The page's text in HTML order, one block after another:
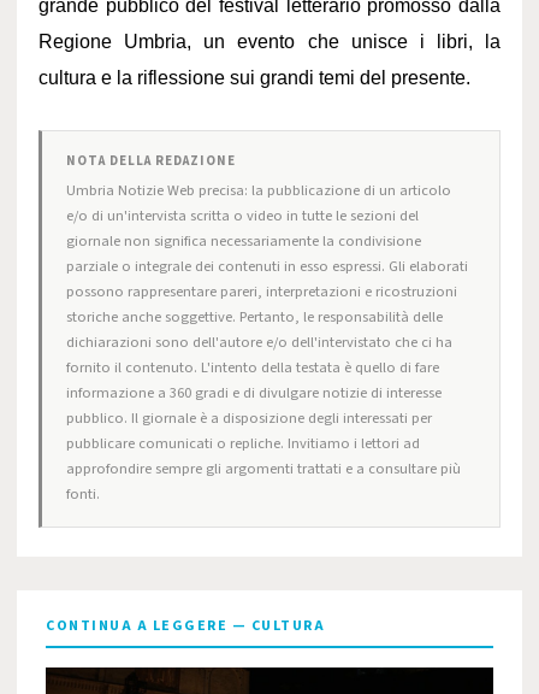
grande pubblico del festival letterario promosso dalla
Regione Umbria, un evento che unisce i libri, la
cultura e la riflessione sui grandi temi del presente.
NOTA DELLA REDAZIONE
Umbria Notizie Web precisa: la pubblicazione di un articolo
e/o di un'intervista scritta o video in tutte le sezioni del
giornale non significa necessariamente la condivisione
parziale o integrale dei contenuti in esso espressi. Gli elaborati
possono rappresentare pareri, interpretazioni e ricostruzioni
storiche anche soggettive. Pertanto, le responsabilità delle
dichiarazioni sono dell'autore e/o dell'intervistato che ci ha
fornito il contenuto. L'intento della testata è quello di fare
informazione a 360 gradi e di divulgare notizie di interesse
pubblico. Il giornale è a disposizione degli interessati per
pubblicare comunicati o repliche. Invitiamo i lettori ad
approfondire sempre gli argomenti trattati e a consultare più
fonti.
CONTINUA A LEGGERE — CULTURA